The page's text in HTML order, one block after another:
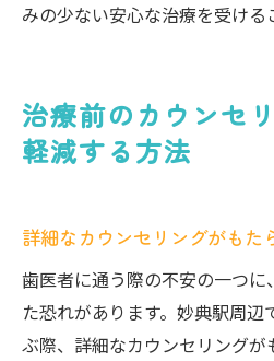
みの少ない安心な治療を受ける
治療前のカウンセ
軽減する方法
詳細なカウンセリングがもた
歯医者に通う際の不安の一つ
た恐れがあります。妙典駅周
ぶ際、詳細なカウンセリング